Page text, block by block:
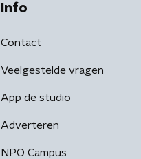
Info
Contact
Veelgestelde vragen
App de studio
Adverteren
NPO Campus